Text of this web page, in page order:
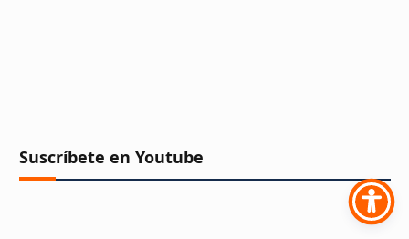
Suscríbete en Youtube